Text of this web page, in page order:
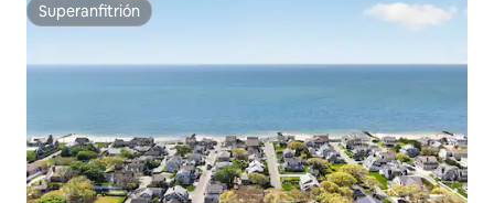
Superanfitrión
Superanfitrión